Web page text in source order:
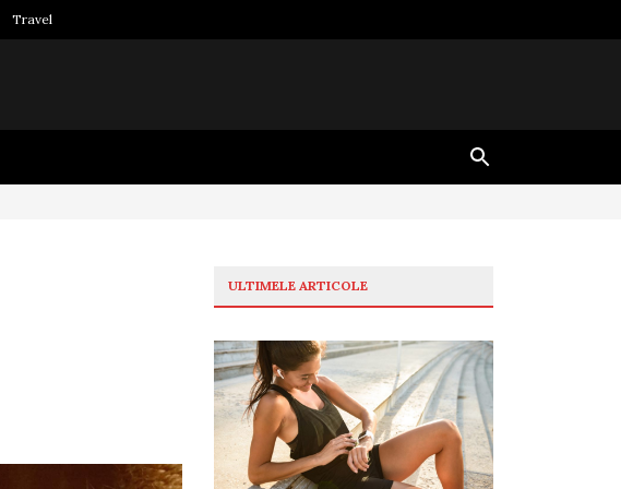
Travel
ULTIMELE ARTICOLE